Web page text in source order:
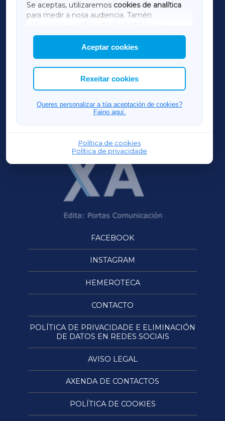
Se aceptas, utilizaremos cookies de analítica
para medir a nosa audiencia. Tamén
utilizaremos
cookies de marketing
mostrar publicidade de terceiros.
Así mesmo, podes personalizar a elección das
cookies que desexas permitir.
Aceptar cookies
Rexeitar cookies
Queres personalizar a túa aceptación de cookies?
Faino aquí.
Política de cookies
Política de privacidade
AMARIÑAXA
RIBEIRASACRAXA
ACORUÑAXA
FERROLXA
OURENSEXA
FACEBOOK
INSTAGRAM
HEMEROTECA
CONTACTO
POLÍTICA DE PRIVACIDADE E ELIMINACIÓN
DE DATOS EN REDES SOCIAIS
AVISO LEGAL
AXENDA DE CONTACTOS
POLÍTICA DE COOKIES